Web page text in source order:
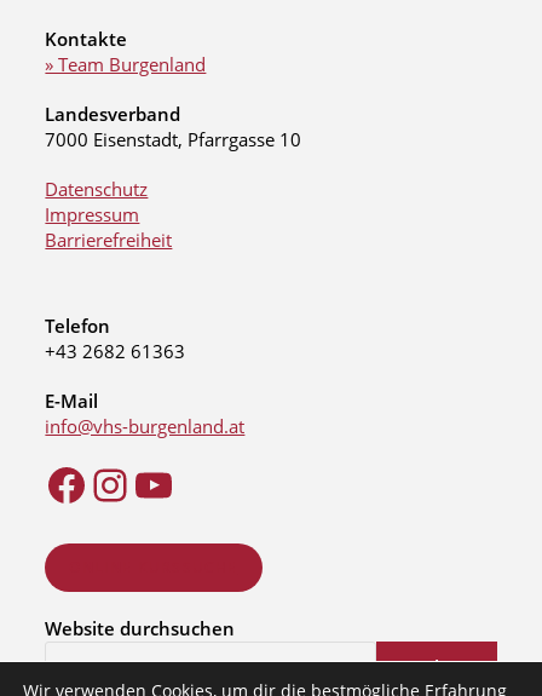
Kontakte
» Team Burgenland
Landesverband
7000 Eisenstadt, Pfarrgasse 10
Datenschutz
Impressum
Barrierefreiheit
Telefon
+43 2682 61363
E-Mail
info@vhs-burgenland.at
Website durchsuchen
Suchen
Wir verwenden Cookies, um dir die bestmögliche Erfahrung